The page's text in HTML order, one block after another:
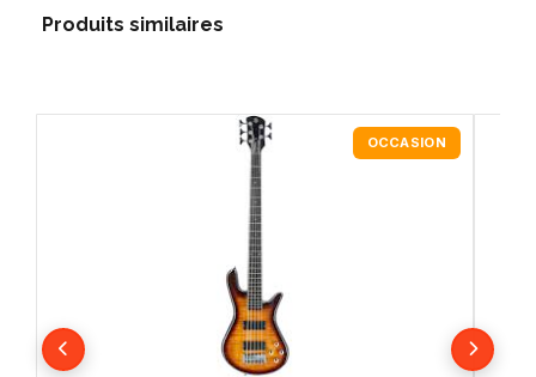
Produits similaires
OCCASION